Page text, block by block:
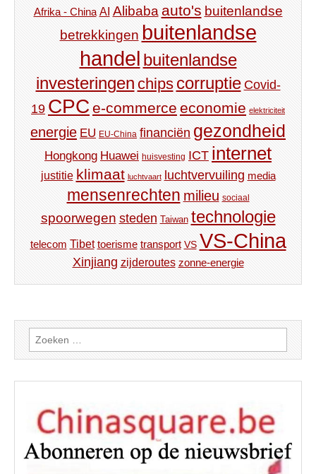
Afrika - China AI Alibaba auto's buitenlandse
betrekkingen buitenlandse
handel buitenlandse
investeringen chips corruptie Covid-
19 CPC e-commerce economie elektriciteit
energie EU EU-China financiën gezondheid
Hongkong Huawei huisvesting ICT internet
justitie klimaat luchtvaart luchtvervuiling media
mensenrechten milieu sociaal
spoorwegen steden Taiwan technologie
telecom Tibet toerisme transport VS VS-China
Xinjiang zijderoutes zonne-energie
Zoeken
naar: